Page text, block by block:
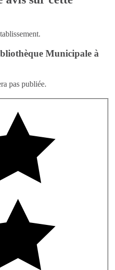
Municipale à
pas publiée.